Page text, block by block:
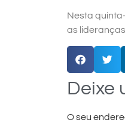
Nesta
as
Deixe
O seu